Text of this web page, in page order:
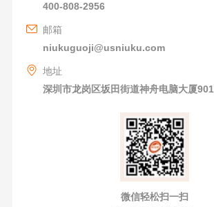
400-808-2956
邮箱
niukuguoji@usniuku.com
地址
深圳市龙岗区坂田街道神舟电脑大厦901
微信轻松扫一扫